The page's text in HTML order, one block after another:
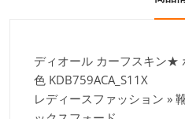
ディオール カーフスキン★
色 KDB759ACA_S11X
レディースファッション »